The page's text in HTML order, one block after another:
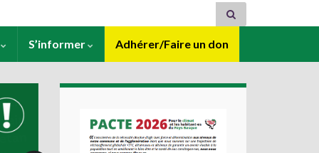
S’informer Adhérer/Faire un don